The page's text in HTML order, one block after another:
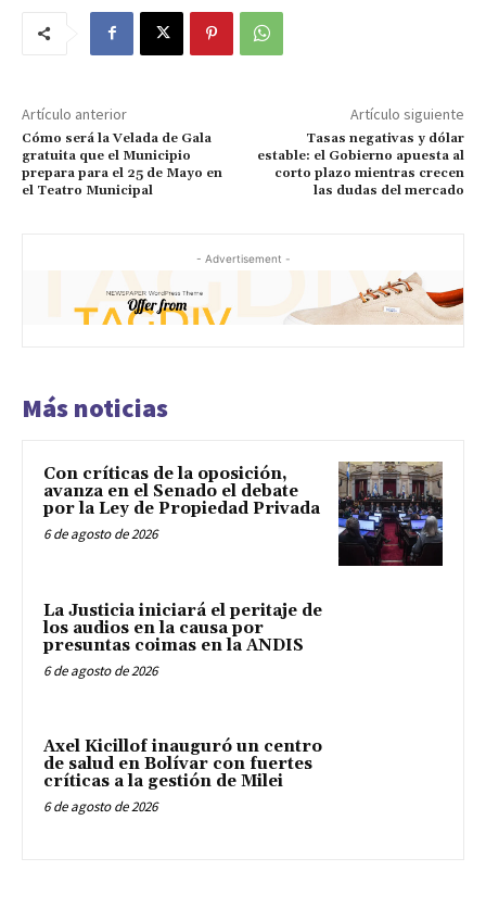
Artículo anterior
Cómo será la Velada de Gala
gratuita que el Municipio
prepara para el 25 de Mayo en
el Teatro Municipal
Artículo siguiente
Tasas negativas y dólar
estable: el Gobierno apuesta al
corto plazo mientras crecen
las dudas del mercado
- Advertisement -
Más noticias
Con críticas de la oposición,
avanza en el Senado el debate
por la Ley de Propiedad Privada
6 de agosto de 2026
La Justicia iniciará el peritaje de
los audios en la causa por
presuntas coimas en la ANDIS
6 de agosto de 2026
Axel Kicillof inauguró un centro
de salud en Bolívar con fuertes
críticas a la gestión de Milei
6 de agosto de 2026